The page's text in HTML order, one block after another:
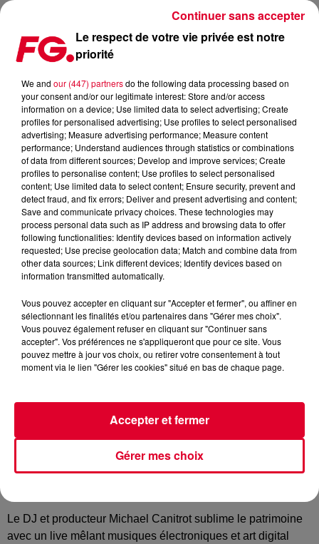
ENORME SUCCÈS POUR LE MONUMENTAL TOUR À NANCY !
Publié : 18 septembre 2023 à 15h55 par Christophe
HUBERT
Monumental
Les uns après les autres !
Il va tous les faire, les monuments de France avec son show
Le DJ et producteur Michael Canitrot sublime le patrimoine
avec un live mêlant musiques électroniques et art digital
Le respect de votre vie privée est notre
priorité
We and our (447) partnersdo the following data processing based on
your consent and/or our legitimate interest: Store and/or access
information on a device; Use limited data to select advertising; Create
profiles for personalised advertising; Use profiles to select personalised
advertising; Measure advertising performance; Measure content
performance; Understand audiences through statistics or combinations
of data from different sources; Develop and improve services; Create
profiles to personalise content; Use profiles to select personalised
content; Use limited data to select content; Ensure security, prevent and
detect fraud, and fix errors; Deliver and present advertising and content;
Save and communicate privacy choices. These technologies may
process personal data such as IP address and browsing data to offer
following functionalities: Identify devices based on information actively
requested; Use precise geolocation data; Match and combine data from
other data sources; Link different devices; Identify devices based on
information transmitted automatically.
Vous pouvez accepter en cliquant sur "Accepter et fermer", ou affiner en
sélectionnant les finalités et/ou partenaires dans "Gérer mes choix".
Vous pouvez également refuser en cliquant sur "Continuer sans
accepter". Vos préférences ne s'appliqueront que pour ce site. Vous
pouvez mettre à jour vos choix, ou retirer votre consentement à tout
moment via le lien "Gérer les cookies" situé en bas de chaque page.
Gérer mes choix
Accepter et fermer
Continuer sans accepter